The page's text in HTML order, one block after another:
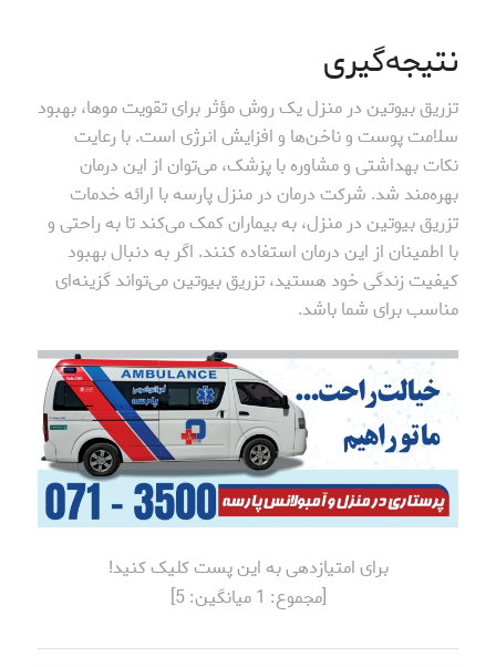
نتیجه‌گیری
تزریق بیوتین در منزل یک روش مؤثر برای تقویت موها، بهبود
سلامت پوست و ناخن‌ها و افزایش انرژی است. با رعایت
نکات بهداشتی و مشاوره با پزشک، می‌توان از این درمان
بهره‌مند شد. شرکت درمان در منزل پارسه با ارائه خدمات
تزریق بیوتین در منزل، به بیماران کمک می‌کند تا به راحتی و
با اطمینان از این درمان استفاده کنند. اگر به دنبال بهبود
کیفیت زندگی خود هستید، تزریق بیوتین می‌تواند گزینه‌ای
مناسب برای شما باشد.
برای امتیازدهی به این پست کلیک کنید!
[مجموع: 1میانگین:5
]